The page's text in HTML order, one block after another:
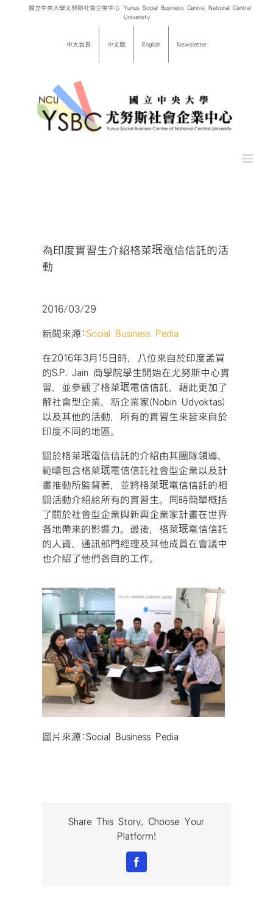
國立中央大學尤努斯社會企業中心 Yunus Social Business Centre, National Central
University
中大首頁 中文版 English Newsletter
為印度實習生介紹格萊珉電信信託的活
動
2016/03/29
新聞來源:Social Business Pedia
在2016年3月15日時，八位來自於印度孟買
的S.P. Jain 商學院學生開始在尤努斯中心實
習，並參觀了格萊珉電信信託，藉此更加了
解社會型企業、新企業家(Nobin Udyoktas)
以及其他的活動，所有的實習生來皆來自於
印度不同的地區。
關於格萊珉電信信託的介紹由其團隊領導、
範疇包含格萊珉電信信託社會型企業以及計
畫推動所監督著，並將格萊珉電信信託的相
關活動介紹給所有的實習生。同時簡單概括
了關於社會型企業與新興企業家計畫在世界
各地帶來的影響力。最後，格萊珉電信信託
的人資、通訊部門經理及其他成員在會議中
也介紹了他們各自的工作。
圖片來源:Social Business Pedia
Share This Story, Choose Your
Platform!
Facebook